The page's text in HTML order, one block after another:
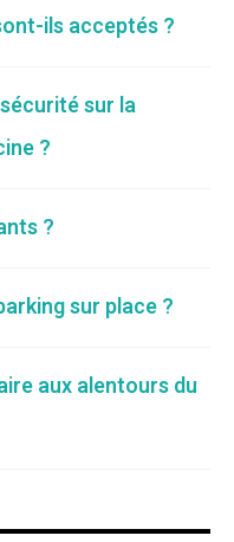
ils acceptés ?
sur la
?
?
sur place ?
aux alentours du